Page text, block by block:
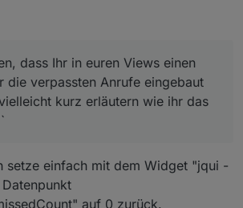
dass Ihr in euren Views einen
die verpassten Anrufe eingebaut
kurz erläutern wie ihr das
setze einfach mit dem Widget "jqui -
auf 0 zurück.